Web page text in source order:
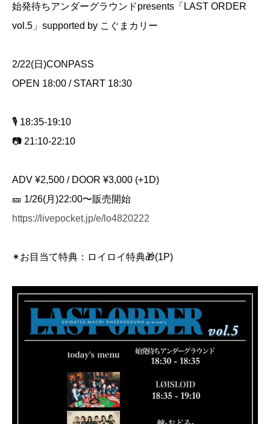
始発待ちアンダーグラウンドpresents「LAST ORDER
vol.5」supported by こぐまカリー
2/22(日)CONPASS
OPEN 18:00 / START 18:30
🎙️ 18:35-19:10
📷 21:10-22:10
ADV ¥2,500 / DOOR ¥3,000 (+1D)
🎫 1/26(月)22:00〜販売開始
https://livepocket.jp/e/lo4820222
✴︎お目当て特典：ロイロイ特典🎁(1P)